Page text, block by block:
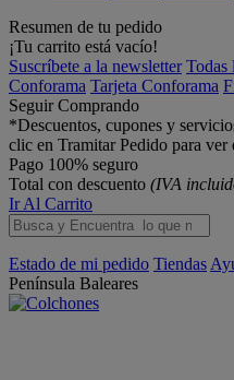
Resumen de tu pedido
¡Tu carrito está vacío!
Suscríbete a la newsletter Todas
Conforama Tarjeta Conforama
Seguir Comprando
*Descuentos, cupones y
clic en Tramitar Pedido para ver
Pago 100% seguro
Total con descuento (IVA
Ir Al Carrito
Estado de mi pedido Tiendas
Península Baleares